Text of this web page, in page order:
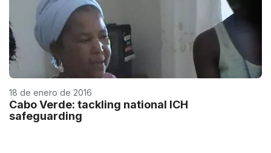
18 de enero de 2016
Cabo Verde: tackling national ICH
safeguarding